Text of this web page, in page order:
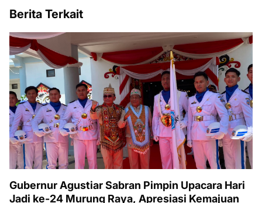
Berita Terkait
Gubernur Agustiar Sabran Pimpin Upacara Hari
Jadi ke-24 Murung Raya, Apresiasi Kemajuan